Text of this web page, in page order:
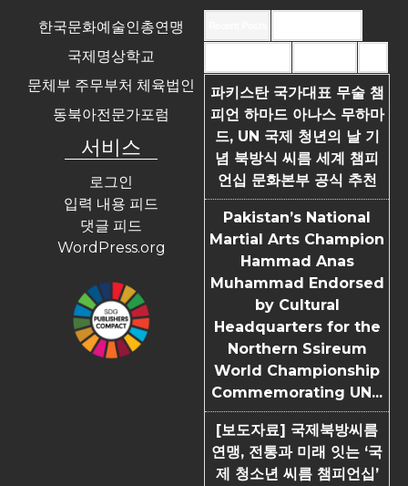
한국문화예술인총연맹
국제명상학교
문체부 주무부처 체육법인
동북아전문가포럼
서비스
로그인
입력 내용 피드
댓글 피드
WordPress.org
파키스탄 국가대표 무술 챔
피언 하마드 아나스 무하마
드, UN 국제 청년의 날 기
념 북방식 씨름 세계 챔피
언십 문화본부 공식 추천
Pakistan’s National
Martial Arts Champion
Hammad Anas
Muhammad Endorsed
by Cultural
Headquarters for the
Northern Ssireum
World Championship
Commemorating UN...
[보도자료] 국제북방씨름
연맹, 전통과 미래 잇는 ‘국
제 청소년 씨름 챔피언십’